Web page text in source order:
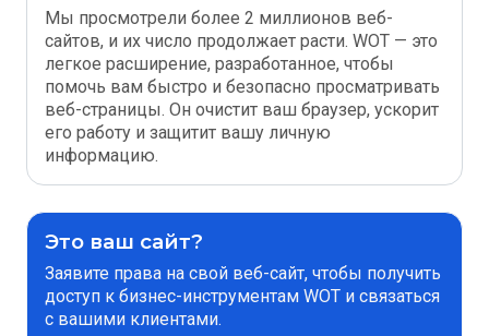
Мы просмотрели более 2 миллионов веб-
сайтов, и их число продолжает расти. WOT — это
легкое расширение, разработанное, чтобы
помочь вам быстро и безопасно просматривать
веб-страницы. Он очистит ваш браузер, ускорит
его работу и защитит вашу личную
информацию.
Это ваш сайт?
Заявите права на свой веб-сайт, чтобы получить
доступ к бизнес-инструментам WOT и связаться
с вашими клиентами.